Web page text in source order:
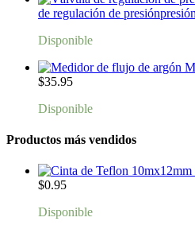
de regulación de
Disponible
$35.95
Disponible
Productos más vendidos
$0.95
Disponible